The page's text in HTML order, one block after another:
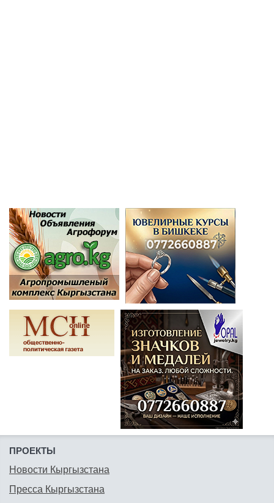
ПРОЕКТЫ
Новости Кыргызстана
Пресса Кыргызстана